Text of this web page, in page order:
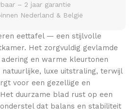
– 2 jaar garantie
Nederland & België
eettafel — een stijlvolle
Het zorgvuldig gevlamde
en warme kleurtonen
luxe uitstraling, terwijl
voor een gezellige en
duurzame blad rust op een
dat balans en stabiliteit